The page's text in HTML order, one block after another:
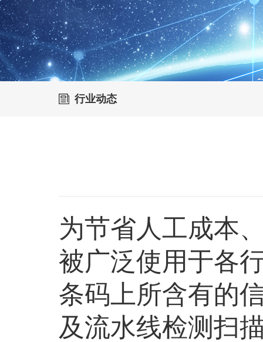
行业动态
为节省人工成本
被广泛使用于各
条码上所含有的
及流水线检测扫